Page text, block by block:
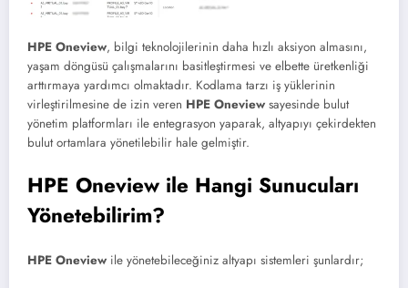
HPE Oneview, bilgi teknolojilerinin daha hızlı aksiyon almasını,
yaşam döngüsü çalışmalarını basitleştirmesi ve elbette üretkenliği
arttırmaya yardımcı olmaktadır. Kodlama tarzı iş yüklerinin
virleştirilmesine de izin veren HPE Oneview sayesinde bulut
yönetim platformları ile entegrasyon yaparak, altyapıyı çekirdekten
bulut ortamlara yönetilebilir hale gelmiştir.
HPE Oneview ile Hangi Sunucuları
Yönetebilirim?
HPE Oneview ile yönetebileceğiniz altyapı sistemleri şunlardır;